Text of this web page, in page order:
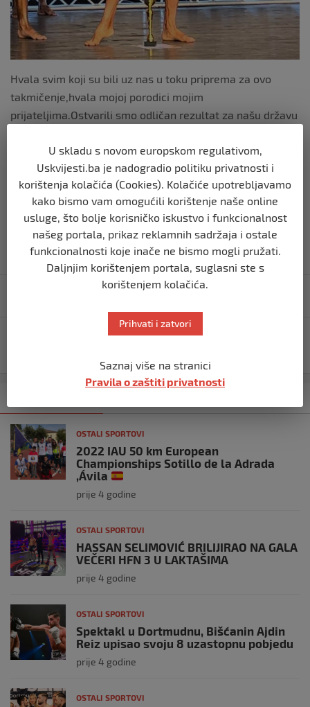
Hvala svim koji su bili uz nas u toku priprema za ovo
takmičenje,hvala mojoj porodici mojim
prijateljima.Ostvarili smo odličan rezultat za našu državu
Sad ide odmor pa ćemo vidjeti u budućnosti koje nam je
sljedeće takmičenje.Rekao je za Fikro boss team Hodzić.
Redakcija želi svim predstavnicima BH a posebno
Bišćanima čestitati na plasmanima..
LJUTOČKA DOLINA: I OVE GODINE ODRŽAN
OSTALI SPORTOVI
2022 IAU 50 km European
Championships Sotillo de la Adrada
,Ávila
prije 4 godine
OSTALI SPORTOVI
HASSAN SELIMOVIĆ BRILIJIRAO NA GALA
VEČERI HFN 3 U LAKTAŠIMA
prije 4 godine
OSTALI SPORTOVI
Spektakl u Dortmudnu, Bišćanin Ajdin
Reiz upisao svoju 8 uzastopnu pobjedu
prije 4 godine
OSTALI SPORTOVI
U skladu s novom europskom regulativom,
Uskvijesti.ba je nadogradio politiku privatnosti i
korištenja kolačića (Cookies). Kolačiće upotrebljavamo
kako bismo vam omogućili korištenje naše online
usluge, što bolje korisničko iskustvo i funkcionalnost
našeg portala, prikaz reklamnih sadržaja i ostale
funkcionalnosti koje inače ne bismo mogli pružati.
Daljnjim korištenjem portala, suglasni ste s
korištenjem kolačića.
Prihvati i zatvori
Saznaj više na stranici
Pravila o zaštiti privatnosti